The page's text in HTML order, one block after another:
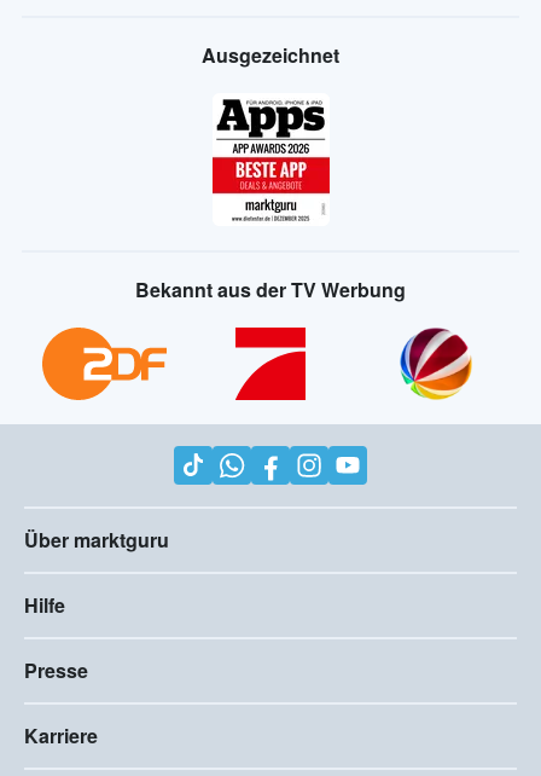
Ausgezeichnet
Bekannt aus der TV Werbung
Über marktguru
Hilfe
Presse
Karriere